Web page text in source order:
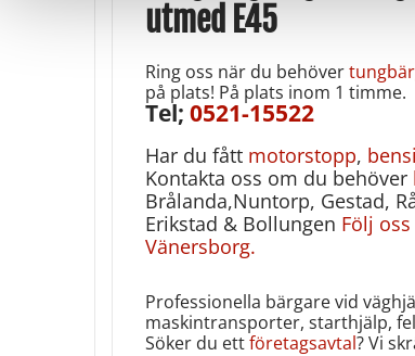
utmed E45
Ring oss när du behöver
på plats! På plats inom 1 timme.
Tel; 0521-15522
Har du fått motorstopp,
Kontakta oss om du behöver
Brålanda,Nuntorp, Gestad,
Erikstad & Bollungen Följ
Vänersborg.
Professionella bärgare vid
maskintransporter, starthjälp,
Söker du ettföretagsavtal? Vi